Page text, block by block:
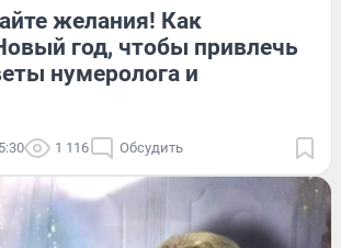
желания! Как
год, чтобы привлечь
нумеролога и
1 116 Обсудить